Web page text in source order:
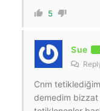
5
Sue
Cnm
demedim bizzat